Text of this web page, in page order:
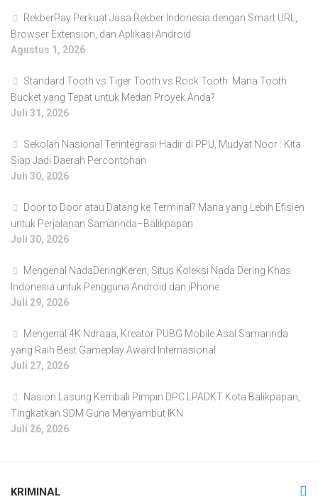
RekberPay Perkuat Jasa Rekber Indonesia dengan Smart URL,
Browser Extension, dan Aplikasi Android
Agustus 1, 2026
Standard Tooth vs Tiger Tooth vs Rock Tooth: Mana Tooth
Bucket yang Tepat untuk Medan Proyek Anda?
Juli 31, 2026
Sekolah Nasional Terintegrasi Hadir di PPU, Mudyat Noor : Kita
Siap Jadi Daerah Percontohan
Juli 30, 2026
Door to Door atau Datang ke Terminal? Mana yang Lebih Efisien
untuk Perjalanan Samarinda–Balikpapan
Juli 30, 2026
Mengenal NadaDeringKeren, Situs Koleksi Nada Dering Khas
Indonesia untuk Pengguna Android dan iPhone
Juli 29, 2026
Mengenal 4K Ndraaa, Kreator PUBG Mobile Asal Samarinda
yang Raih Best Gameplay Award Internasional
Juli 27, 2026
Nasion Lasung Kembali Pimpin DPC LPADKT Kota Balikpapan,
Tingkatkan SDM Guna Menyambut IKN
Juli 26, 2026
KRIMINAL